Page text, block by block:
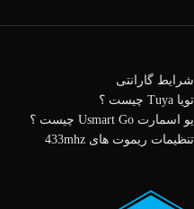
شرایط گارانتی
تویا Tuya چیست ؟
یو اسمارت Usmart Go چیست ؟
تنظیمات ریموت های 433mhz